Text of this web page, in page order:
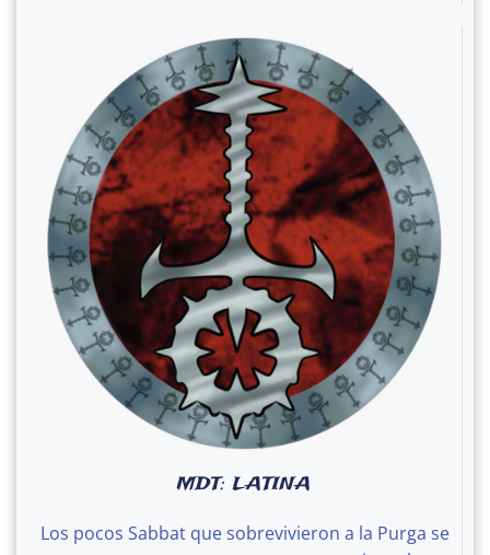
MDT: LATINA
Los pocos Sabbat que sobrevivieron a la Purga se